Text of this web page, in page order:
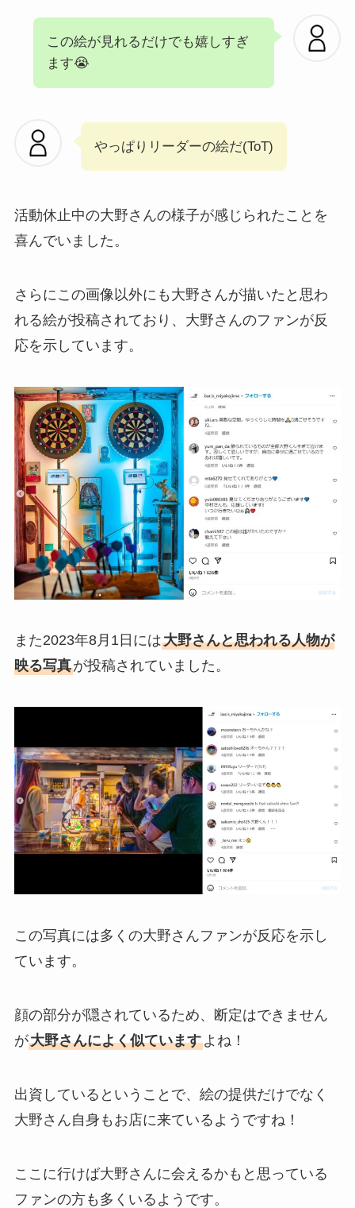
この絵が見れるだけでも嬉しすぎ
ます😭
やっぱりリーダーの絵だ(ToT)
活動休止中の大野さんの様子が感じられたことを
喜んでいました。
さらにこの画像以外にも大野さんが描いたと思わ
れる絵が投稿されており、大野さんのファンが反
応を示しています。
また2023年8月1日には大野さんと思われる人物が
映る写真が投稿されていました。
この写真には多くの大野さんファンが反応を示し
ています。
顔の部分が隠されているため、断定はできません
が大野さんによく似ていますよね！
出資しているということで、絵の提供だけでなく
大野さん自身もお店に来ているようですね！
ここに行けば大野さんに会えるかもと思っている
ファンの方も多くいるようです。